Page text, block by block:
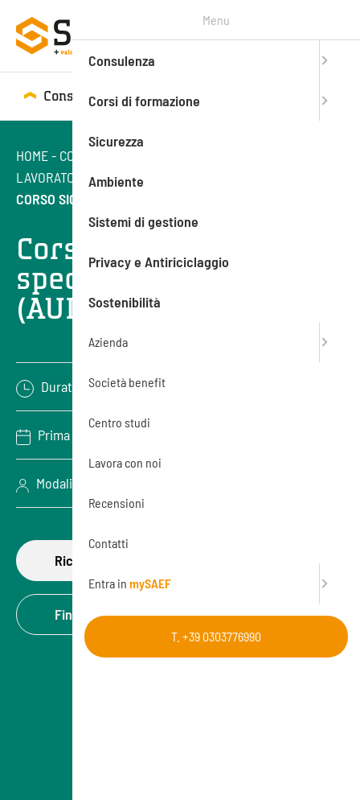
Consulenza Corsi di formazione
HOME- CORSI DI FORMAZIONE
LAVORATORI - FORMAZIONE GENERALE E SPECIFICA
CORSO SICUREZZA SPECIFICO RISCHIO BASSO (AULA)
Corso sicurezza
specifico rischio basso
(AULA)
Durata: 4 ore
Prima data disponibile: 07/09/2026
Modalità: Aula (In presenza)
Richiedi di partecipare
Finanzia la formazione
Menu
Consulenza
Corsi di formazione
Sicurezza
Ambiente
Sistemi di gestione
Privacy e Antiriciclaggio
Sostenibilità
Azienda
Società benefit
Centro studi
Lavora con noi
Recensioni
Contatti
Entra in mySAEF
T. +39 0303776990